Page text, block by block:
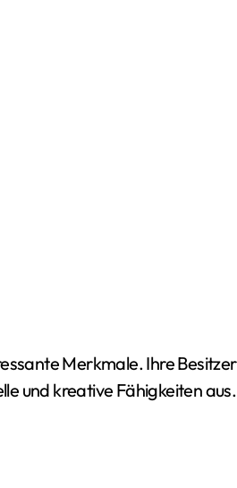
und kreative Fähigkeiten aus.